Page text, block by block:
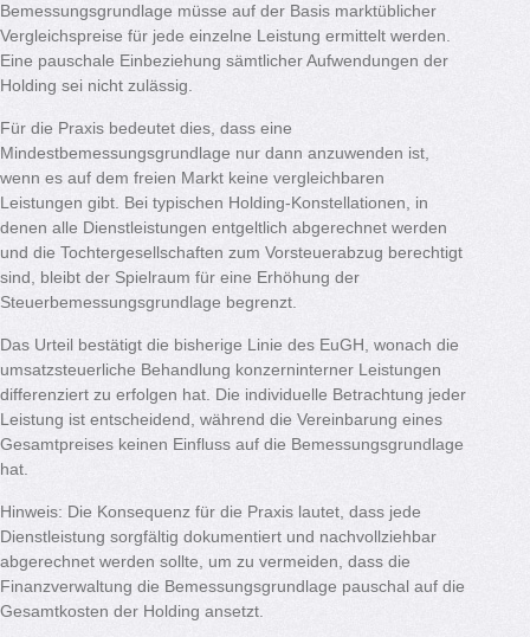
Bemessungsgrundlage müsse auf der Basis marktüblicher
Vergleichspreise für jede einzelne Leistung ermittelt werden.
Eine pauschale Einbeziehung sämtlicher Aufwendungen der
Holding sei nicht zulässig.
Für die Praxis bedeutet dies, dass eine
Mindestbemessungsgrundlage nur dann anzuwenden ist,
wenn es auf dem freien Markt keine vergleichbaren
Leistungen gibt. Bei typischen Holding-Konstellationen, in
denen alle Dienstleistungen entgeltlich abgerechnet werden
und die Tochtergesellschaften zum Vorsteuerabzug berechtigt
sind, bleibt der Spielraum für eine Erhöhung der
Steuerbemessungsgrundlage begrenzt.
Das Urteil bestätigt die bisherige Linie des EuGH, wonach die
umsatzsteuerliche Behandlung konzerninterner Leistungen
differenziert zu erfolgen hat. Die individuelle Betrachtung jeder
Leistung ist entscheidend, während die Vereinbarung eines
Gesamtpreises keinen Einfluss auf die Bemessungsgrundlage
hat.
Hinweis: Die Konsequenz für die Praxis lautet, dass jede
Dienstleistung sorgfältig dokumentiert und nachvollziehbar
abgerechnet werden sollte, um zu vermeiden, dass die
Finanzverwaltung die Bemessungsgrundlage pauschal auf die
Gesamtkosten der Holding ansetzt.